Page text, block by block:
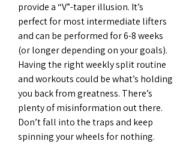
provide a “V”-taper illusion. It’s
perfect for most intermediate lifters
and can be performed for 6-8 weeks
(or longer depending on your goals).
Having the right weekly split routine
and workouts could be what’s holding
you back from greatness. There’s
plenty of misinformation out there.
Don’t fall into the traps and keep
spinning your wheels for nothing.